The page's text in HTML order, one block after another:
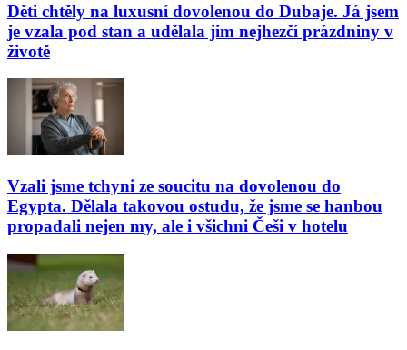
Děti chtěly na luxusní dovolenou do Dubaje. Já jsem
je vzala pod stan a udělala jim nejhezčí prázdniny v
životě
Vzali jsme tchyni ze soucitu na dovolenou do
Egypta. Dělala takovou ostudu, že jsme se hanbou
propadali nejen my, ale i všichni Češi v hotelu